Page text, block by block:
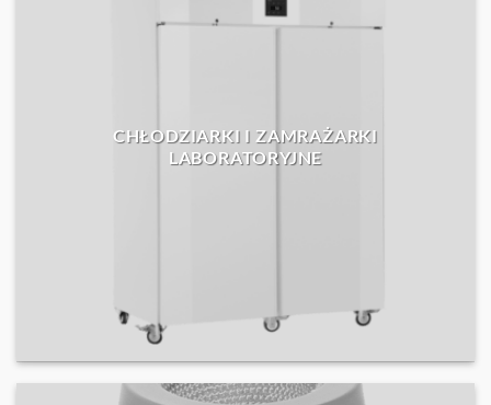
CHŁODZIARKI I ZAMRAŻARKI
LABORATORYJNE